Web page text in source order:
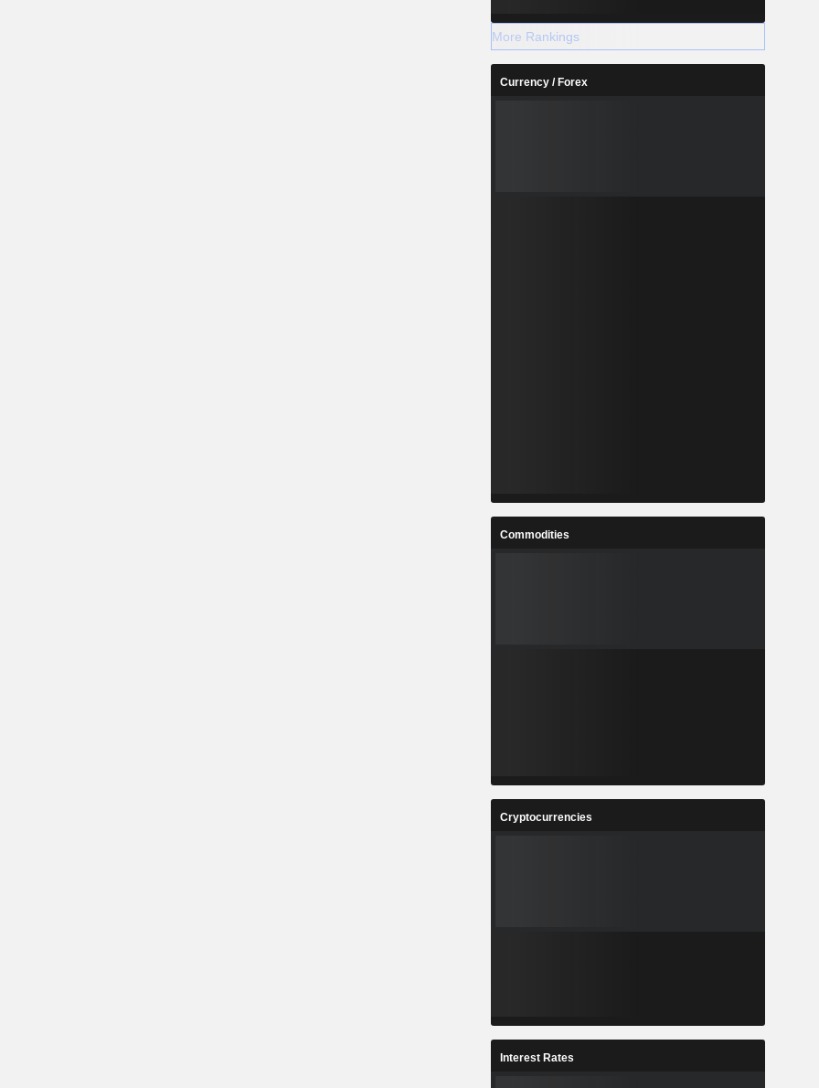
More Rankings
Currency / Forex
Commodities
Cryptocurrencies
Interest Rates